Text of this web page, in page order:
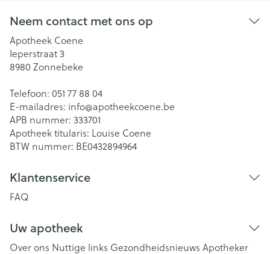
Neem contact met ons op
Apotheek Coene
Ieperstraat 3
8980 Zonnebeke
Telefoon: 051 77 88 04
E-mailadres: info@apotheekcoene.be
APB nummer: 333701
Apotheek titularis: Louise Coene
BTW nummer: BE0432894964
Klantenservice
FAQ
Uw apotheek
Over ons Nuttige links Gezondheidsnieuws Apotheker